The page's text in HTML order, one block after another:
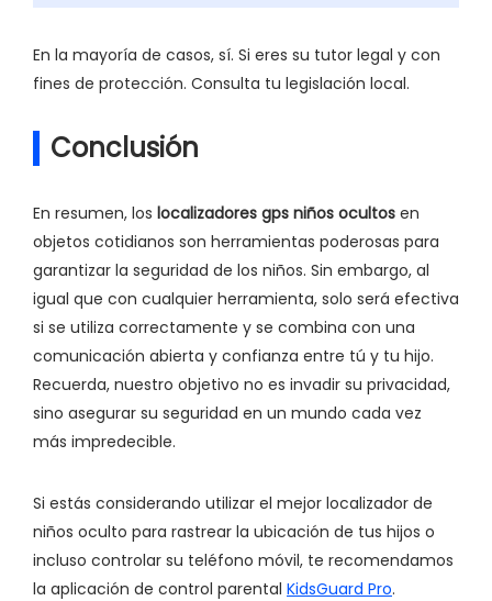
En la mayoría de casos, sí. Si eres su tutor legal y con
fines de protección. Consulta tu legislación local.
Conclusión
En resumen, los localizadores gps niños ocultos en
objetos cotidianos son herramientas poderosas para
garantizar la seguridad de los niños. Sin embargo, al
igual que con cualquier herramienta, solo será efectiva
si se utiliza correctamente y se combina con una
comunicación abierta y confianza entre tú y tu hijo.
Recuerda, nuestro objetivo no es invadir su privacidad,
sino asegurar su seguridad en un mundo cada vez
más impredecible.
Si estás considerando utilizar el mejor localizador de
niños oculto para rastrear la ubicación de tus hijos o
incluso controlar su teléfono móvil, te recomendamos
la aplicación de control parental KidsGuard Pro.